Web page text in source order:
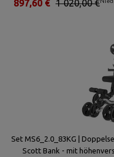
1 020,00 €
897,60 €
Set MS6_2.0_83KG |
Scott Bank - mit